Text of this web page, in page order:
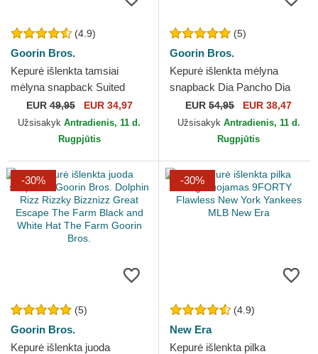
(4.9)
Goorin Bros.
Kepurė išlenkta tamsiai
mėlyna snapback Suited
Champ Business
Professional The Farm
Goorin Bros.
EUR49,95 EUR 34,97
Užsisakyk Antradienis, 11 d.
Rugpjūtis
(5)
Goorin Bros.
Kepurė išlenkta mėlyna
snapback Dia Pancho Dia
Los Muertos The Farm
Goorin Bros.
EUR 54,95 EUR 38,47
Užsisakyk Antradienis, 11 d.
Rugpjūtis
-30%
(5)
Goorin Bros.
Kepurė išlenkta juoda
-30%
(4.9)
New Era
Kepurė išlenkta pilka